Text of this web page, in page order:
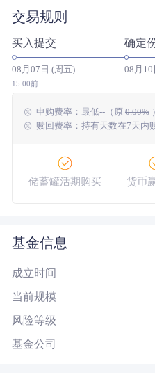
近三年
近五年 --
今年以来
成立以来 5.62%
交易规则
买入提交
08月07日 (周五)
15:00前
确定
08月10
申购费率： 最低--（原 0.00%）
赎回费率：持有天数在7天内
储蓄罐活期购买 货币
基金信息
成立时间
当前规模
风险等级
基金公司